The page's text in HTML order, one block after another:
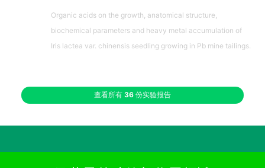
Organic acids on the growth, anatomical structure,
biochemical parameters and heavy metal accumulation of
Iris lactea var. chinensis seedling growing in Pb mine tailings.
查看所有 36 份实验报告